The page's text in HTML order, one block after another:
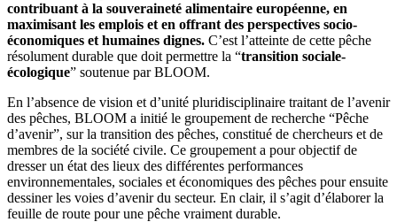
contribuant à la souveraineté alimentaire européenne, en
maximisant les emplois et en offrant des perspectives socio-
économiques et humaines dignes. C’est l’atteinte de cette pêche
résolument durable que doit permettre la “transition sociale-
écologique” soutenue par BLOOM.
En l’absence de vision et d’unité pluridisciplinaire traitant de l’avenir
des pêches, BLOOM a initié le groupement de recherche “Pêche
d’avenir”, sur la transition des pêches, constitué de chercheurs et de
membres de la société civile. Ce groupement a pour objectif de
dresser un état des lieux des différentes performances
environnementales, sociales et économiques des pêches pour ensuite
dessiner les voies d’avenir du secteur. En clair, il s’agit d’élaborer la
feuille de route pour une pêche vraiment durable.